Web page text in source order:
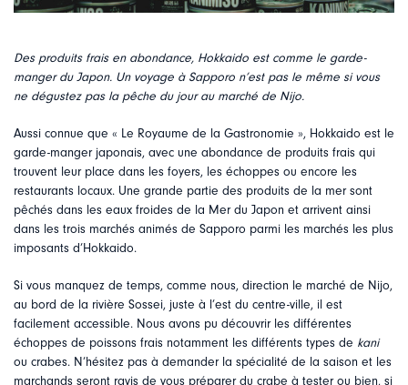
Des produits frais en abondance, Hokkaido est comme le garde-
manger du Japon. Un voyage à Sapporo n’est pas le même si vous
ne dégustez pas la pêche du jour au marché de Nijo.
Aussi connue que « Le Royaume de la Gastronomie », Hokkaido est le
garde-manger japonais, avec une abondance de produits frais qui
trouvent leur place dans les foyers, les échoppes ou encore les
restaurants locaux. Une grande partie des produits de la mer sont
pêchés dans les eaux froides de la Mer du Japon et arrivent ainsi
dans les trois marchés animés de Sapporo parmi les marchés les plus
imposants d’Hokkaido.
Si vous manquez de temps, comme nous, direction le marché de Nijo,
au bord de la rivière Sossei, juste à l’est du centre-ville, il est
facilement accessible. Nous avons pu découvrir les différentes
échoppes de poissons frais notamment les différents types de kani
ou crabes. N’hésitez pas à demander la spécialité de la saison et les
marchands seront ravis de vous préparer du crabe à tester ou bien, si